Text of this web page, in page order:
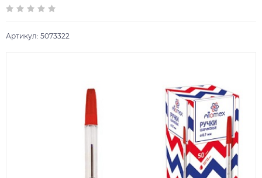
Артикул: 5073322